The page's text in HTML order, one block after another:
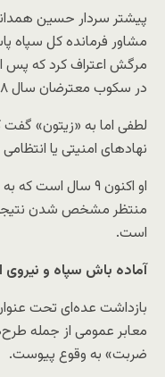
پیشتر سردار حسین همدانی٬ جانشین قرارگاه
مرگش اعتراف کرد که پس
در سکوب معترضان سال ۸۸ استفاده شده است.
لطفی اما به «زیتون» گفت
نهادهای امنیتی یا
او اکنون ۹ سال
منتظر مشخص شدن نتیجه
است.
آماده باش سپاه و نیروی
بازداشت عده‌ای تحت
معابر عمومی از جمله
ضربت» به وقوع پیوست.